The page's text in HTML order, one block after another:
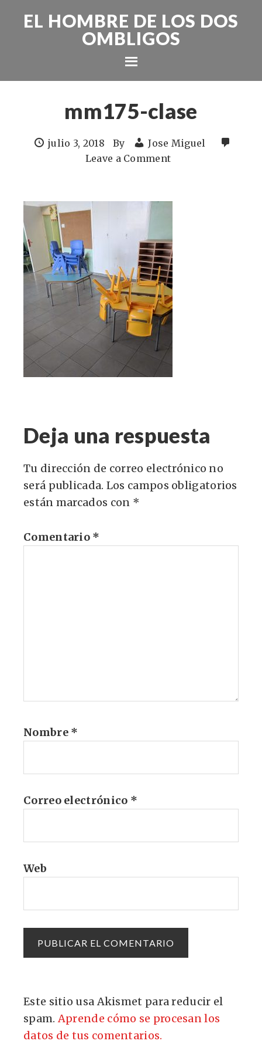
EL HOMBRE DE LOS DOS
OMBLIGOS
mm175-clase
julio 3, 2018 By
Jose Miguel
Leave a Comment
Deja una respuesta
Tu dirección de correo electrónico no
será publicada. Los campos obligatorios
están marcados con *
Comentario *
Nombre *
Correo electrónico *
Web
Este sitio usa Akismet para reducir el
spam.Aprende cómo se procesan los
datos de tus comentarios.